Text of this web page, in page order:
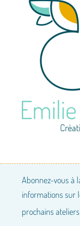
Abonnez-vous à
informations sur
prochains